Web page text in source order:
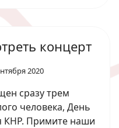
концерт
2020
сразу трем
человека, День
КНР. Примите наши